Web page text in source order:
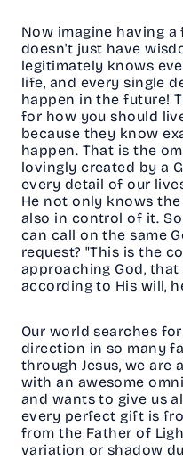
Now imagine having
doesn't just have
legitimately knows
life, and every single
happen in the future!
for how you should
because they know
happen. That is the
lovingly created by a
every detail of our
He not only knows
also in control of it.
can call on the same
request? "This is the
approaching God,
according to His will,
Our world searches
direction in so many
through Jesus, we are
with an awesome
and wants to give us
every perfect gift is
from the Father of
variation or shadow